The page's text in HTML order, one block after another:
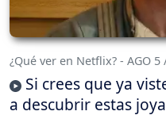
¿Qué ver en Netflix? - AGO 5
Si crees que ya
a descubrir estas